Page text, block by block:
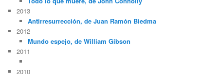
2013
Antirresurrección, de Juan Ramón Biedma
2012
Mundo espejo, de William Gibson
2011
2010